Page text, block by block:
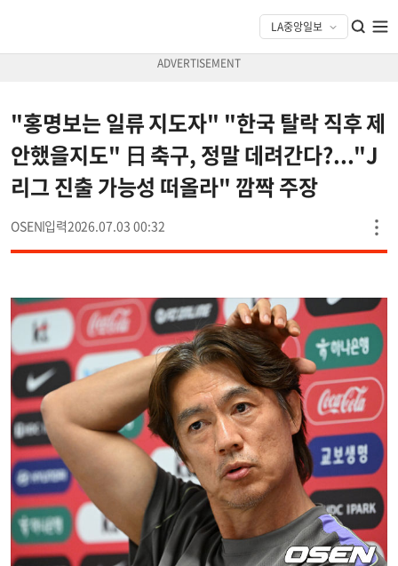
"홍명보는 일류 지도자" "한국 탈락 직후 제
안했을지도" 日 축구, 정말 데려간다?..."J
리그 진출 가능성 떠올라" 깜짝 주장
OSEN 2026.07.03 00:32